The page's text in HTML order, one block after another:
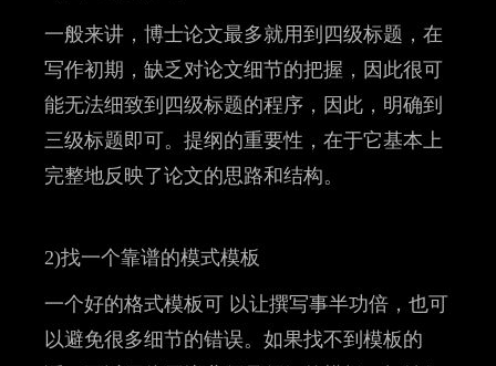
一般来讲，博士论文最多就用到四级标题，在
写作初期，缺乏对论文细节的把握，因此很可
能无法细致到四级标题的程序，因此，明确到
三级标题即可。提纲的重要性，在于它基本上
完整地反映了论文的思路和结构。
2)找一个靠谱的模式模板
一个好的格式模板可 以让撰写事半功倍，也可
以避免很多细节的错误。如果找不到模板的